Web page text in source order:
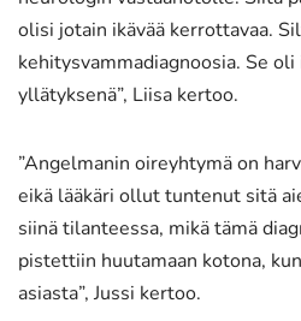
olisi jotain ikävää kerrottavaa.
kehitysvammadiagnoosia. Se
yllätyksenä”, Liisa kertoo.
”Angelmanin oireyhtymä on
eikä lääkäri ollut tuntenut sitä
siinä tilanteessa, mikä tämä
pistettiin huutamaan kotona,
asiasta”, Jussi kertoo.